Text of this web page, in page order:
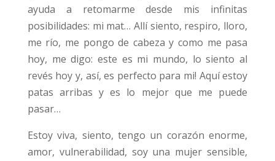
ayuda a retomarme desde mis infinitas
posibilidades: mi mat… Allí siento, respiro, lloro,
me río, me pongo de cabeza y como me pasa
hoy, me digo: este es mi mundo, lo siento al
revés hoy y, así, es perfecto para mi! Aquí estoy
patas arribas y es lo mejor que me puede
pasar…
Estoy viva, siento, tengo un corazón enorme,
amor, vulnerabilidad, soy una mujer sensible,